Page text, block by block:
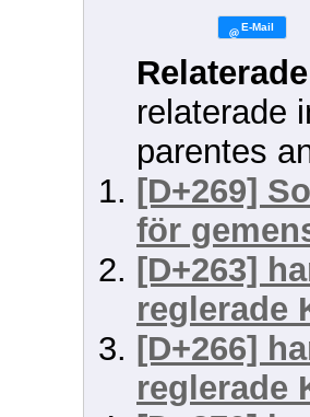
relaterade
parentes
[D+269]
för
[D+263]
reglerade
[D+266]
reglerade